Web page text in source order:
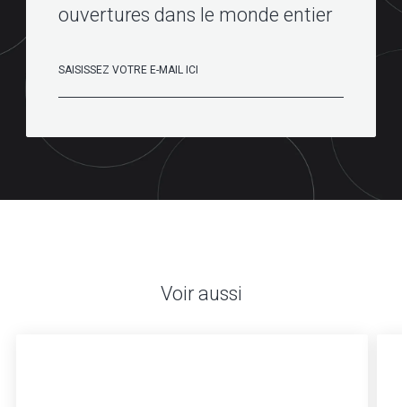
ouvertures dans le monde entier
Voir aussi